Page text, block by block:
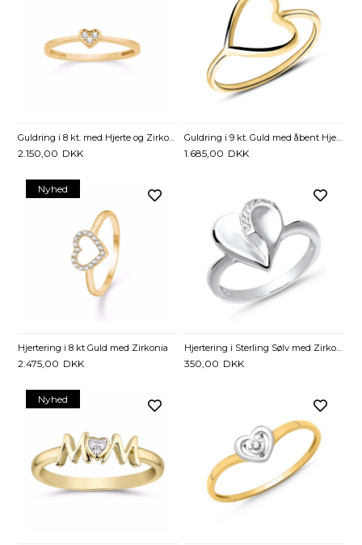
2.150,00 DKK 1.685,00 DKK
Nyhed
Hjertering i 8 kt Guld med Zirkonia
2.475,00 DKK
Hjertering i Sterling Sølv med Zirkonia – Mat & Poleret
350,00 DKK
Nyhed